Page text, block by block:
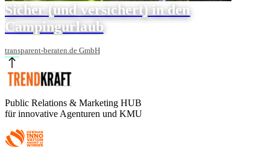
Sicher (und versichert) in den
Campingurlaub
transparent-beraten.de GmbH
Public Relations & Marketing HUB
für innovative Agenturen und KMU